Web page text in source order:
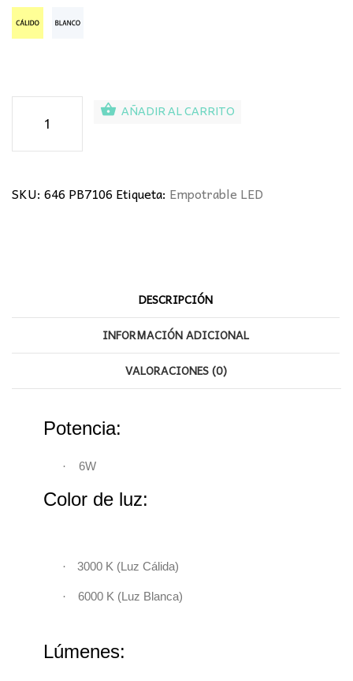
6W
cantidad
AÑADIR AL CARRITO
SKU: 646 PB7106 Etiqueta: Empotrable LED
DESCRIPCIÓN
INFORMACIÓN ADICIONAL
VALORACIONES (0)
Potencia:
· 6W
Color de luz:
· 3000 K ( Luz Cálida)
· 6000 K ( Luz Blanca)
Lúmenes: